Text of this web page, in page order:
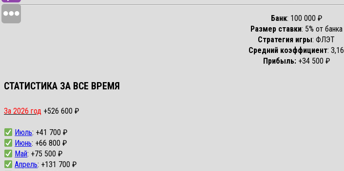
Банк: 100 000 ₽
Размер ставки: 5% от банка
Стратегия игры: ФЛЭТ
Средний коэффициент: 3,16
Прибыль:+34 500 ₽
СТАТИСТИКА ЗА ВСЕ ВРЕМЯ
За 2026 год +526 600 ₽
Июль: +41 700 ₽
Июнь: +66 800 ₽
Май: +75 500 ₽
Апрель: +131 700 ₽